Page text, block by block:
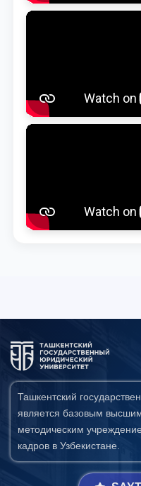
Ташкентский
является базовым
методическим
кадров в Узбекистане.